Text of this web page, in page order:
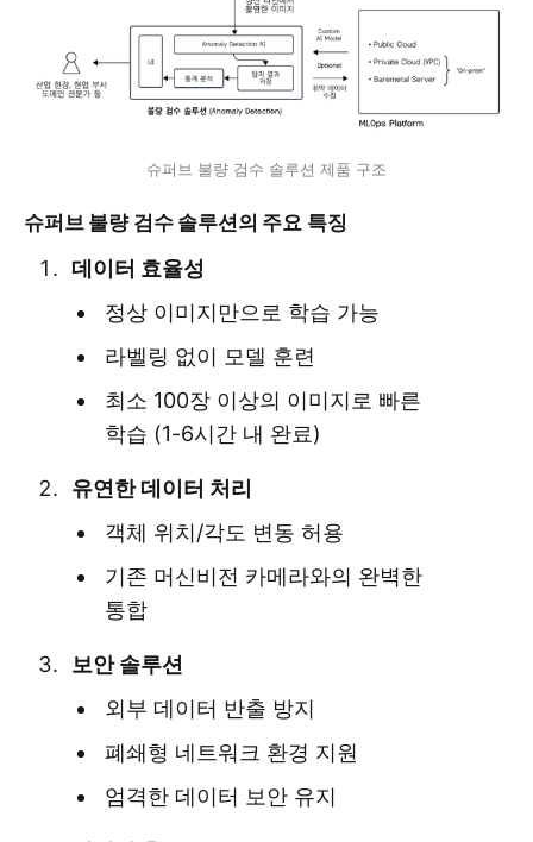
슈퍼브 불량 검수 솔루션 제품 구조
슈퍼브 불량 검수 솔루션의 주요 특징
데이터 효율성
정상 이미지만으로 학습 가능
라벨링 없이 모델 훈련
최소 100장 이상의 이미지로 빠른
학습 (1-6시간 내 완료)
유연한 데이터 처리
객체 위치/각도 변동 허용
기존 머신비전 카메라와의 완벽한
통합
보안 솔루션
외부 데이터 반출 방지
폐쇄형 네트워크 환경 지원
엄격한 데이터 보안 유지